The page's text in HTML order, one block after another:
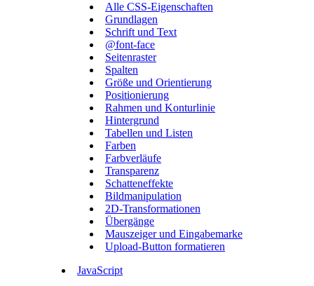
Alle CSS-Eigenschaften
Grundlagen
Schrift und Text
@font-face
Seitenraster
Spalten
Größe und Orientierung
Positionierung
Rahmen und Konturlinie
Hintergrund
Tabellen und Listen
Farben
Farbverläufe
Transparenz
Schatteneffekte
Bildmanipulation
2D-Transformationen
Übergänge
Mauszeiger und Eingabemarke
Upload-Button formatieren
JavaScript